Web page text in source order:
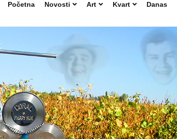
Početna
Novosti Art Kvart Danas